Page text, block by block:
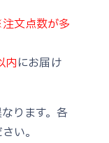
文点数が多
内にお届け
ります。各
い。